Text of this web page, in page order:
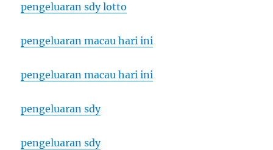
pengeluaran sdy lotto
pengeluaran macau hari ini
pengeluaran macau hari ini
pengeluaran sdy
pengeluaran sdy